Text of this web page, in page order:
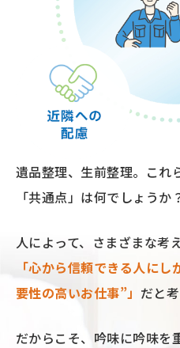
遺品整理、⽣前整理。 これ
「共通点」は何でしょうか
⼈によって、さまざまな考
「⼼から信頼できる⼈に
要性の⾼いお仕事”」 だと
だからこそ、吟味に吟味を